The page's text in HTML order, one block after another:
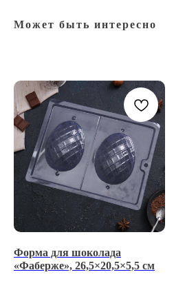
Может быть интересно
Форма для шоколада
«Фаберже», 26,5×20,5×5,5 см